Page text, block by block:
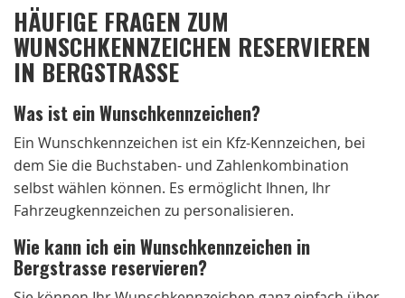
HÄUFIGE FRAGEN ZUM
WUNSCHKENNZEICHEN RESERVIEREN
IN BERGSTRASSE
Was ist ein Wunschkennzeichen?
Ein Wunschkennzeichen ist ein Kfz-Kennzeichen, bei
dem Sie die Buchstaben- und Zahlenkombination
selbst wählen können. Es ermöglicht Ihnen, Ihr
Fahrzeugkennzeichen zu personalisieren.
Wie kann ich ein Wunschkennzeichen in
Bergstrasse reservieren?